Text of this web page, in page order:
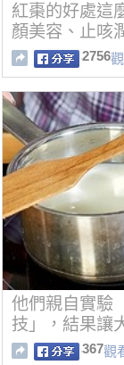
紅棗的好處這
顏美容、止咳
單！
2756
他們親自實驗
技」，結果讓
367觀